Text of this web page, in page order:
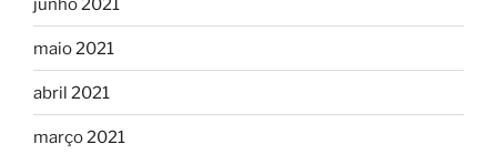
junho 2021
maio 2021
abril 2021
março 2021